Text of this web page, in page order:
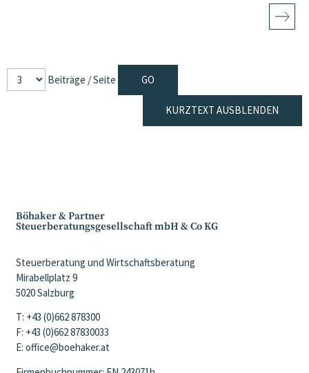
Beiträge / Seite
KURZTEXT AUSBLENDEN
Böhaker & Partner
Steuerberatungsgesellschaft mbH & Co KG
Steuerberatung und Wirtschaftsberatung
Mirabellplatz 9
5020 Salzburg
T: +43 (0)662 878300
F: +43 (0)662 87830033
E: office@boehaker.at